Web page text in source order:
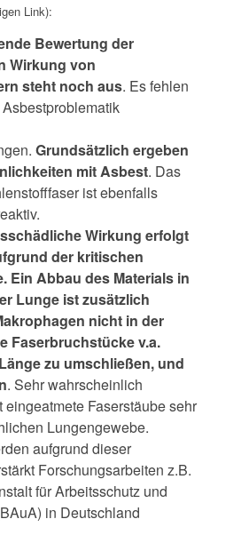
Link):
Bewertung der
Wirkung von
steht noch aus. Es fehlen
Grundsätzlich ergeben
mit Asbest. Das
ist ebenfalls
Wirkung erfolgt
der kritischen
Ein Abbau des Materials in
Lunge ist zusätzlich
nicht in der
Faserbruchstücke v.a.
zu umschließen, und
. Sehr wahrscheinlich
Faserstäube sehr
Lungengewebe.
aufgrund dieser
Forschungsarbeiten z.B.
für Arbeitsschutz und
in Deutschland